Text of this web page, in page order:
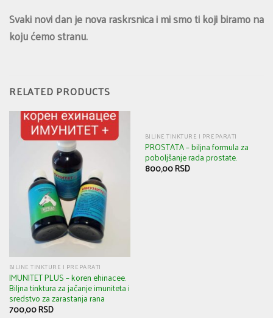
Svaki novi dan je nova raskrsnica i mi smo ti koji biramo na
koju ćemo stranu.
RELATED PRODUCTS
BILJNE TINKTURE I PREPARATI
IMUNITET PLUS – koren ehinacee.
Biljna tinktura za jačanje imuniteta i
sredstvo za zarastanja rana
700,00RSD
BILJNE TINKTURE I PREPARATI
PROSTATA – biljna formula za
poboljšanje rada prostate.
800,00RSD